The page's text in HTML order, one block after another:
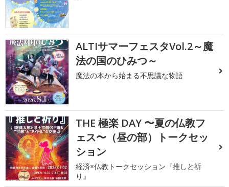
ALTIサマーフェスタVol.2～魔
法の国のひみつ～
魔法の本から始まる不思議な物語
THE 極楽 DAY 〜夏の仏教フ
ェス〜（昼の部）トークセッ
ション
経済×仏教トークセッション『推しと祈
り』